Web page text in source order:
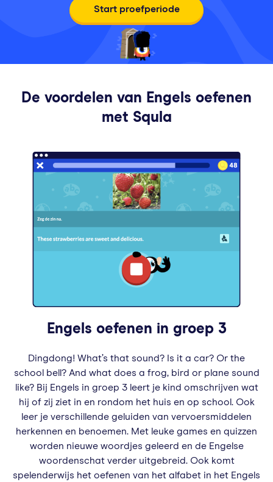
Start proefperiode
De voordelen van Engels oefenen
met Squla
Engels oefenen in groep 3
Dingdong! What’s that sound? Is it a car? Or the
school bell? And what does a frog, bird or plane sound
like? Bij Engels in groep 3 leert je kind omschrijven wat
hij of zij ziet in en rondom het huis en op school. Ook
leer je verschillende geluiden van vervoersmiddelen
herkennen en benoemen. Met leuke games en quizzen
worden nieuwe woordjes geleerd en de Engelse
woordenschat verder uitgebreid. Ook komt
spelenderwijs het oefenen van het alfabet in het Engels